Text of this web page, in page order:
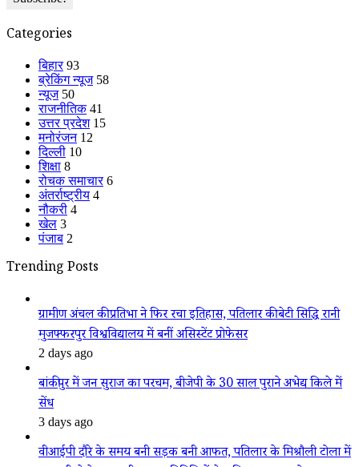
Categories
बिहार 93
ब्रेकिंग न्यूज 58
न्यूज 50
राजनीतिक 41
उत्तर प्रदेश 15
मनोरंजन 12
दिल्ली 10
शिक्षा 8
रोचक समाचार 6
अंतर्राष्ट्रीय 4
नौकरी 4
खेल 3
पंजाब 2
Trending Posts
ग्रामीण अंचल की प्रतिभा ने फिर रचा इतिहास, पतिलार की बेटी सिद्धि रानी
मुजफ्फरपुर विश्वविद्यालय में बनीं असिस्टेंट प्रोफेसर
2 days ago
बांकीपुर में जन सुराज का परचम, बीजेपी के 30 साल पुराने अभेद्य किले में
सेंध
3 days ago
वीआईपी दौरे के समय बनी सड़क बनी आफत, पतिलार के मिश्रौली टोला में